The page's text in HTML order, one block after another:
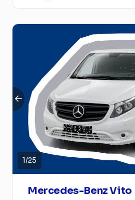
1/25
Mercedes-Benz Vito